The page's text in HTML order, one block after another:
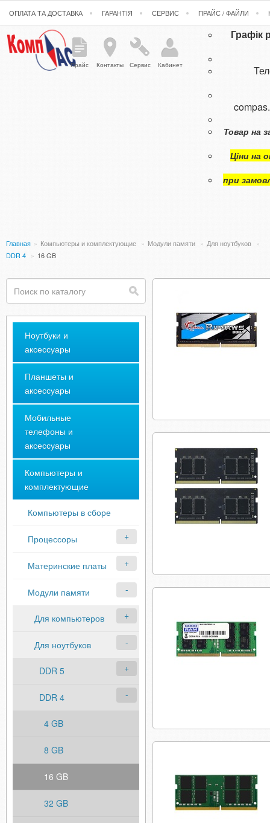
ОПЛАТА ТА ДОСТАВКА ГАРАНТІЯ СЕРВИС ПРАЙС / ФАЙЛИ
Прайс Контакты Сервис Кабинет
Графік
Товар на
Ціни на
при
Главная » Компьютеры и комплектующие » Модули памяти » Для ноутбуков »
DDR 4 » 16 GB
Ноутбуки и
аксессуары
Планшеты и
аксессуары
Мобильные
телефоны и
аксессуары
Компьютеры и
комплектующие
Компьютеры в сборе
Процессоры
Материнские платы
Модули памяти
Для компьютеров
Для ноутбуков
DDR 5
DDR 4
4 GB
8 GB
16 GB
32 GB